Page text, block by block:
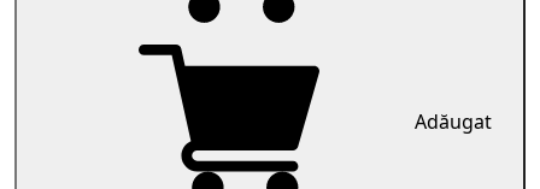
Adăugat